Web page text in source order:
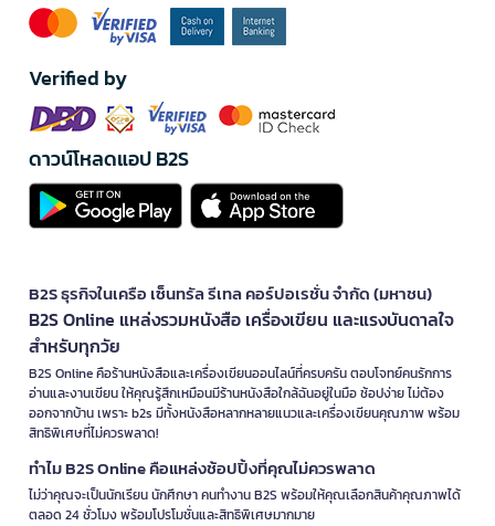
Verified by
ดาวน์โหลดแอป B2S
B2S ธุรกิจในเครือ เซ็นทรัล รีเทล คอร์ปอเรชั่น จำกัด (มหาชน)
B2S Online แหล่งรวมหนังสือ เครื่องเขียน และแรงบันดาลใจ
สำหรับทุกวัย
B2S Online คือร้านหนังสือและเครื่องเขียนออนไลน์ที่ครบครัน ตอบโจทย์คนรักการ
อ่านและงานเขียน ให้คุณรู้สึกเหมือนมีร้านหนังสือใกล้ฉันอยู่ในมือ ช้อปง่าย ไม่ต้อง
ออกจากบ้าน เพราะ b2s มีทั้งหนังสือหลากหลายแนวและเครื่องเขียนคุณภาพ พร้อม
สิทธิพิเศษที่ไม่ควรพลาด!
ทำไม B2S Online คือแหล่งช้อปปิ้งที่คุณไม่ควรพลาด
ไม่ว่าคุณจะเป็นนักเรียน นักศึกษา คนทำงาน B2S พร้อมให้คุณเลือกสินค้าคุณภาพได้
ตลอด 24 ชั่วโมง พร้อมโปรโมชั่นและสิทธิพิเศษมากมาย